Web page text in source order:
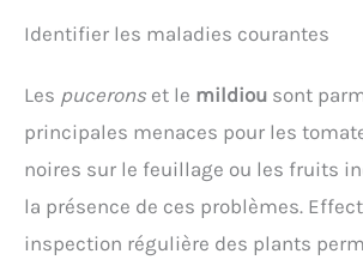
Identifier les maladies courantes
Les pucerons et le mildiou sont
principales menaces pour les
noires sur le feuillage ou les fruits
la présence de ces problèmes.
inspection régulière des plants